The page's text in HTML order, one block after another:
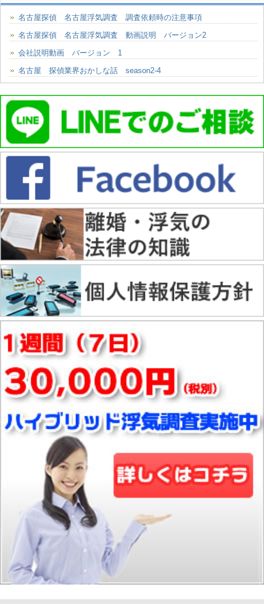
名古屋探偵 名古屋浮気調査 調査依頼時の注意事項
名古屋探偵 名古屋浮気調査 動画説明 バージョン2
会社説明動画 バージョン 1
名古屋 探偵業界おかしな話 season2-4